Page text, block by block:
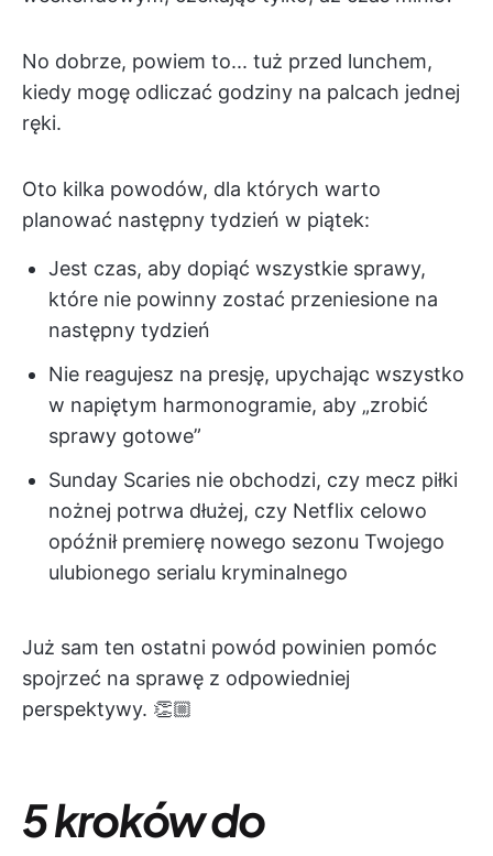
No dobrze, powiem to... tuż przed lunchem,
kiedy mogę odliczać godziny na palcach jednej
ręki.
Oto kilka powodów, dla których warto
planować następny tydzień w piątek:
Jest czas, aby dopiąć wszystkie sprawy,
które nie powinny zostać przeniesione na
następny tydzień
Nie reagujesz na presję, upychając wszystko
w napiętym harmonogramie, aby „zrobić
sprawy gotowe”
Sunday Scaries nie obchodzi, czy mecz piłki
nożnej potrwa dłużej, czy Netflix celowo
opóźnił premierę nowego sezonu Twojego
ulubionego serialu kryminalnego
Już sam ten ostatni powód powinien pomóc
spojrzeć na sprawę z odpowiedniej
perspektywy. 👏🏼
5 kroków do